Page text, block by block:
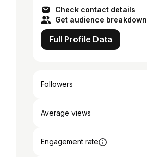
Check contact details
Get audience breakdown
Full Profile Data
Followers
Average views
Engagement rate